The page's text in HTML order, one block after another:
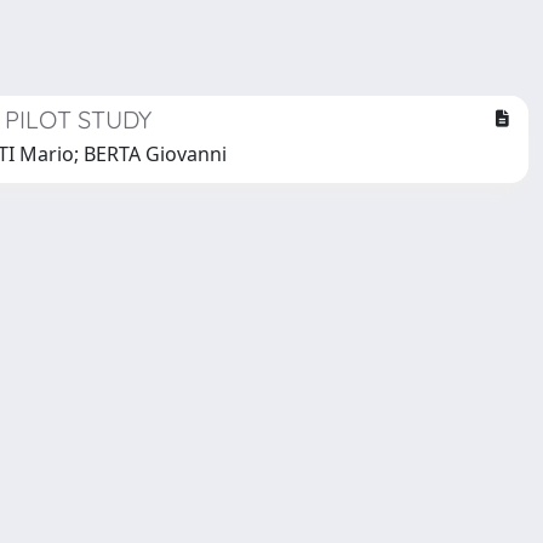
STUDY
Mario; BERTA Giovanni